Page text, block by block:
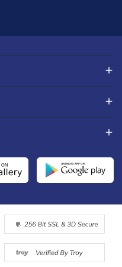
asidik dengenin
özelliklere sahiptir. Bu
sindirim sürecini
probiyotikler,
artırarak bağırsak
bir içecektir.
bakterilerin
aynı zamanda
ve enerji seviyelerini
probiyotikler ve organik
sistemini güçlendirir,
süreçlerine
doğal savunmalarını